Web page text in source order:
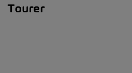
Tourer